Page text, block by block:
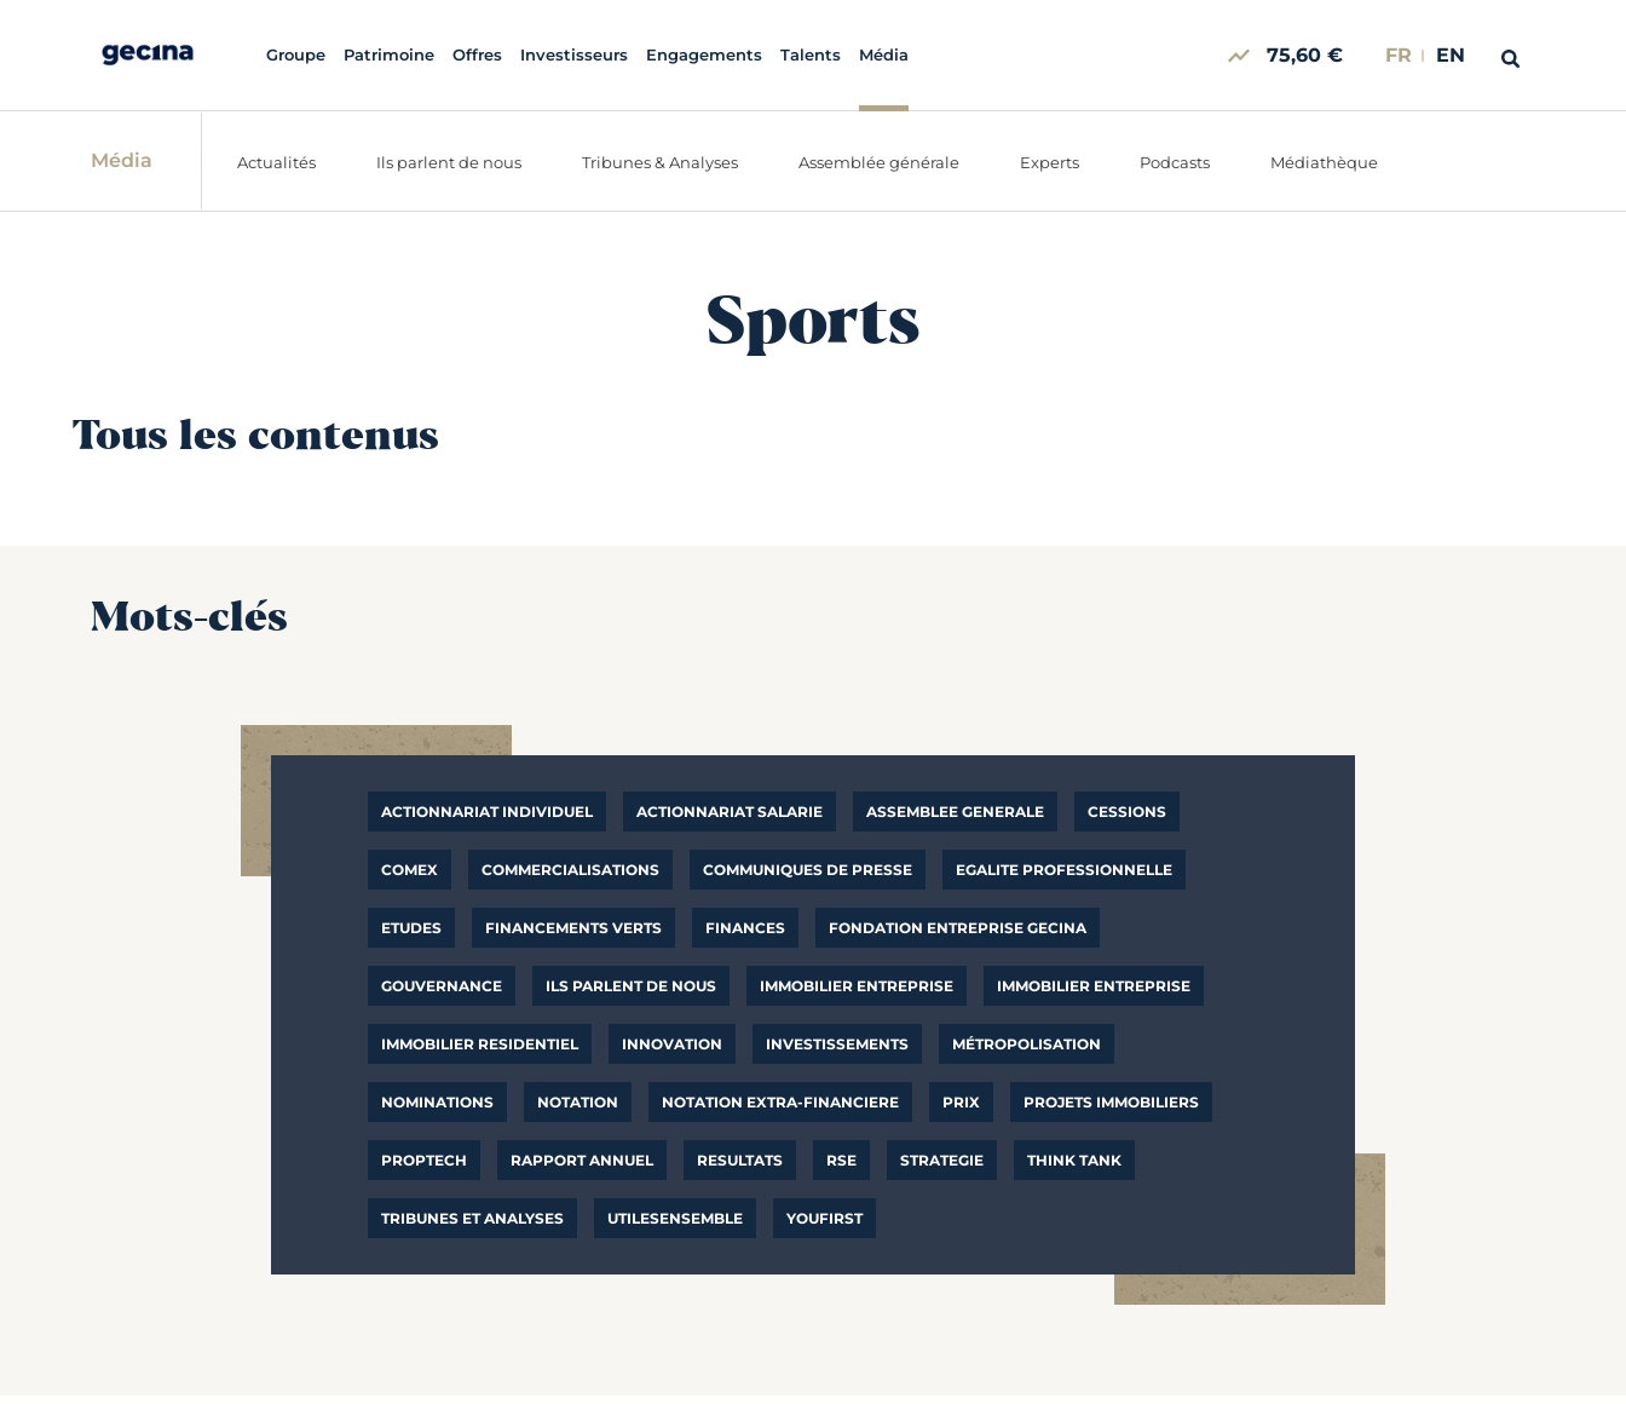
Groupe Patrimoine Offres Investisseurs Engagements Talents Média 75,60 € FR EN
Média Actualités Ils parlent de nous Tribunes & Analyses Assemblée générale Experts Podcasts Médiathèque
Sports
Tous les contenus
Mots-clés
ACTIONNARIAT INDIVIDUEL ACTIONNARIAT SALARIE ASSEMBLEE GENERALE CESSIONS
COMEX COMMERCIALISATIONS COMMUNIQUES DE PRESSE EGALITE PROFESSIONNELLE
ETUDES FINANCEMENTS VERTS FINANCES FONDATION ENTREPRISE GECINA
GOUVERNANCE ILS PARLENT DE NOUS IMMOBILIER ENTREPRISE IMMOBILIER ENTREPRISE
IMMOBILIER RESIDENTIEL INNOVATION INVESTISSEMENTS MÉTROPOLISATION
NOMINATIONS NOTATION NOTATION EXTRA-FINANCIERE PRIX PROJETS IMMOBILIERS
PROPTECH RAPPORT ANNUEL RESULTATS RSE STRATEGIE THINK TANK
TRIBUNES ET ANALYSES UTILESENSEMBLE YOUFIRST